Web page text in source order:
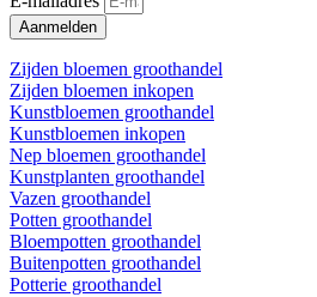
Aanmelden
Zijden bloemen groothandel
Zijden bloemen inkopen
Kunstbloemen groothandel
Kunstbloemen inkopen
Nep bloemen groothandel
Kunstplanten groothandel
Vazen groothandel
Potten groothandel
Bloempotten groothandel
Buitenpotten groothandel
Potterie groothandel